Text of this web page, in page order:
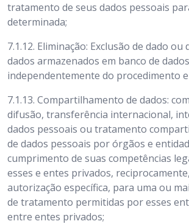
tratamento de seus dados pessoais
determinada;
7.1.12. Eliminação: Exclusão de dado
dados armazenados em banco de
independentemente do procedimento
7.1.13. Compartilhamento de dados:
difusão, transferência internacional,
dados pessoais ou tratamento
de dados pessoais por órgãos e
cumprimento de suas competências
esses e entes privados,
autorização específica, para uma ou
de tratamento permitidas por esses
entre entes privados;